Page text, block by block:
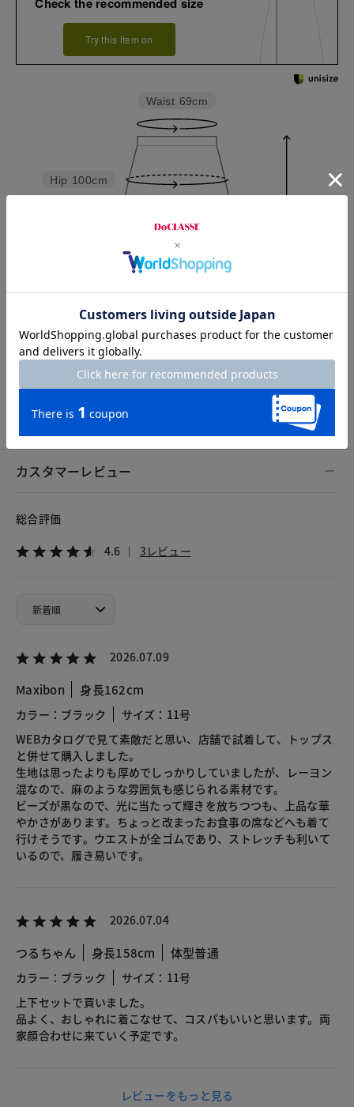
Try this item on
Hip 100cm
Waist 69cm
7号 9号 11号 13号
カスタマーレビュー
総合評価
4.6 3レビュー
2026.07.09
Maxibon 身長162cm
カラー：ブラック
サイズ：11号
WEBカタログで見て素敵だと思い、店舗で試着して、トップス
と併せて購入しました。
生地は思ったよりも厚めでしっかりしていましたが、レーヨン
混なので、麻のような雰囲気も感じられる素材です。
ビーズが黒なので、光に当たって輝きを放ちつつも、上品な華
やかさがあります。ちょっと改まったお食事の席などへも着て
行けそうです。ウエストが全ゴムであり、ストレッチも利いて
いるので、履き易いです。
2026.07.04
つるちゃん 身長158cm 体型普通
カラー：ブラック
サイズ：11号
上下セットで買いました。
品よく、おしゃれに着こなせて、コスパもいいと思います。両
家顔合わせに来ていく予定です。
レビューをもっと見る